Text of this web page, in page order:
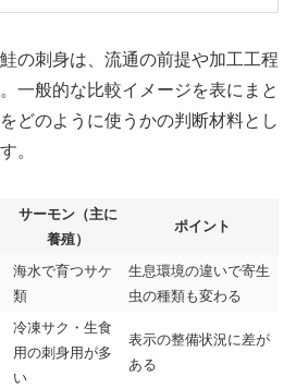
の刺身は、流通の前提や加工工程
一般的な比較イメージを表にまと
どのように使うかの判断材料とし
。
サーモン（主に
養殖）
ポイント
海水で育つサケ
類
生息環境の違いで寄生
虫の種類も変わる
冷凍サク・生食
用の刺身用が多
い
表示の整備状況に差が
ある